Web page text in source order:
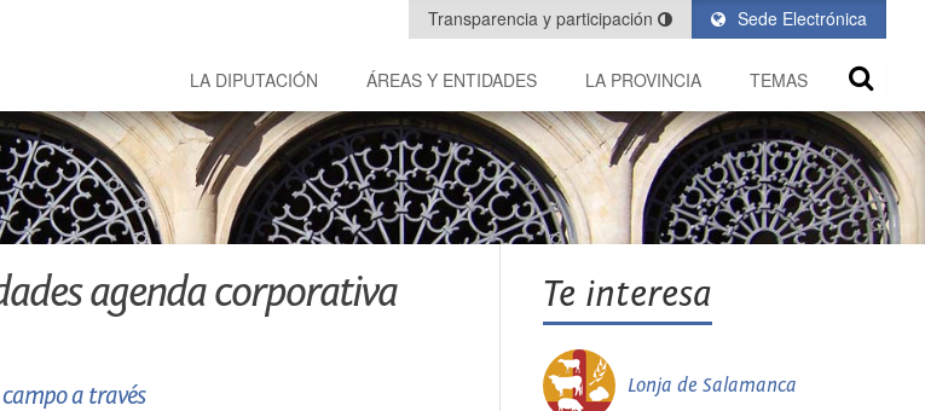
Sede Electrónica
Transparencia y participación
LA DIPUTACIÓN ÁREAS Y ENTIDADES LA PROVINCIA TEMAS
agenda corporativa
a través
Te interesa
Lonja de Salamanca